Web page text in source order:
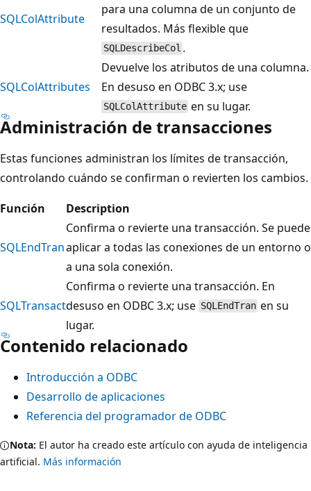
SQLColAttribute
para una columna de un conjunto de
resultados. Más flexible que
SQLDescribeCol .
SQLColAttributes
Devuelve los atributos de una columna.
En desuso en ODBC 3.x; use
SQLColAttribute en su lugar.
Administración de transacciones
Estas funciones administran los límites de transacción,
controlando cuándo se confirman o revierten los cambios.
Función
Description
SQLEndTran
Confirma o revierte una transacción. Se puede
aplicar a todas las conexiones de un entorno o
a una sola conexión.
SQLTransact
Confirma o revierte una transacción. En
desuso en ODBC 3.x; use SQLEndTran en su
lugar.
Contenido relacionado
Introducción a ODBC
Desarrollo de aplicaciones
Referencia del programador de ODBC
Nota: El autor ha creado este artículo con ayuda de inteligencia
artificial. Más información